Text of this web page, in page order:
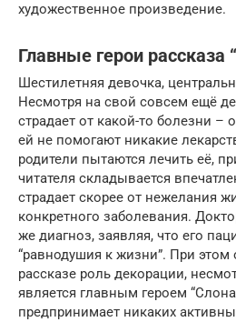
художественное произведение.
Главные герои рассказа
Шестилетняя девочка,
Несмотря на свой совсем ещё
страдает от какой-то болезни –
ей не помогают никакие
родители пытаются лечить её,
читателя складывается
страдает скорее от нежелания
конкретного заболевания.
же диагноз, заявляя, что его
“равнодушия к жизни”. При этом
рассказе роль декорации,
является главным героем
предпринимает никаких